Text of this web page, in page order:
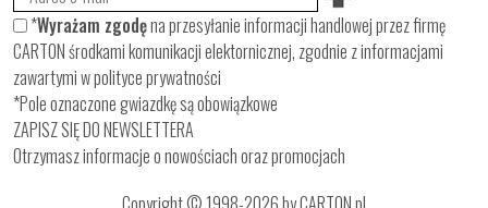
*Wyrażam zgodęna przesyłanie informacji handlowej przez firmę
CARTON środkami komunikacji elektornicznej, zgodnie z informacjami
zawartymi wpolityce prywatności
*Pole oznaczone gwiazdkę są obowiązkowe
ZAPISZ SIĘ DO NEWSLETTERA
Otrzymasz informacje o nowościach oraz promocjach